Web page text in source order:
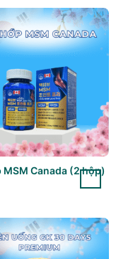
suy nhược, mệt
hiệu quả.
thanh nhiệt, giải
dịu căng thẳng
quý giúp bổ
tượng huyết áp
vệ tế bào thần
MSM Canada (2 hộp)